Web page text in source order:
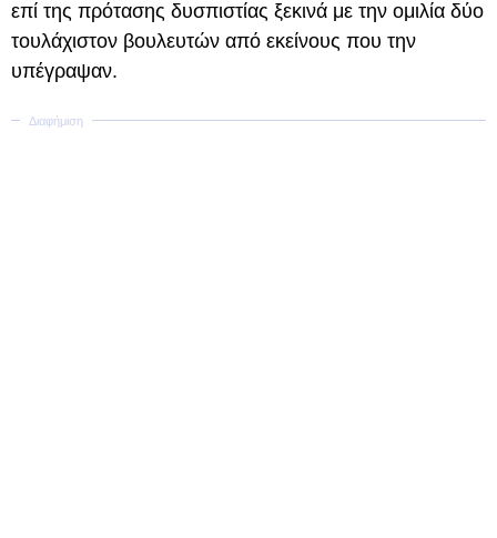
επί της πρότασης δυσπιστίας ξεκινά με την ομιλία δύο
τουλάχιστον βουλευτών από εκείνους που την
υπέγραψαν.